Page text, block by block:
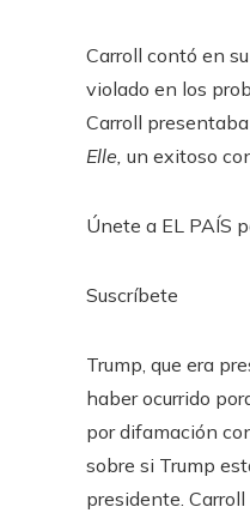
Carroll contó en
violado en los
Carroll
Elle, un exitoso
Únete a EL PAÍS
Suscríbete
Trump, que era
haber ocurrido
por difamación
sobre si Trump
presidente.